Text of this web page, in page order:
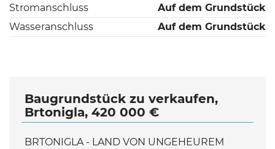
Stromanschluss
Auf dem Grundstück
Wasseranschluss
Auf dem Grundstück
Baugrundstück zu verkaufen,
Brtonigla, 420 000 €
BRTONIGLA - LAND VON UNGEHEUREM